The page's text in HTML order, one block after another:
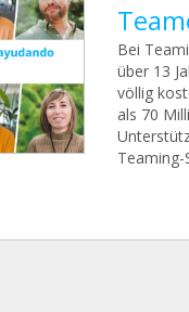
Bei
über 13
völlig
als 70